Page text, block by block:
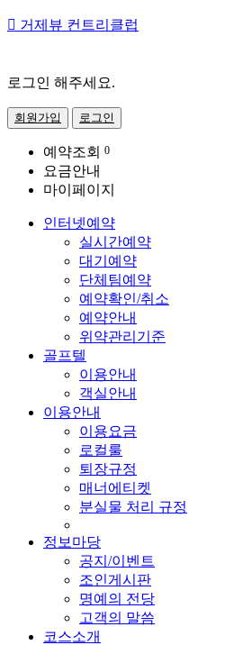
 거제뷰 컨트리클럽
로그인 해주세요.
회원가입 로그인
예약조회 0
요금안내
마이페이지
인터넷예약
실시간예약
대기예약
단체팀예약
예약확인/취소
예약안내
위약관리기준
골프텔
이용안내
객실안내
이용안내
이용요금
로컬룰
퇴장규정
매너에티켓
분실물 처리 규정
정보마당
공지/이벤트
조인게시판
명예의 전당
고객의 말씀
코스소개